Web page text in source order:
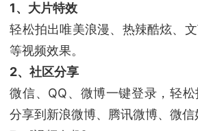
1、大片特效
轻松拍出唯美浪漫、热辣酷炫、
等视频效果。
2、社区分享
微信、QQ、微博一键登录，轻
分享到新浪微博、腾讯微博、微信